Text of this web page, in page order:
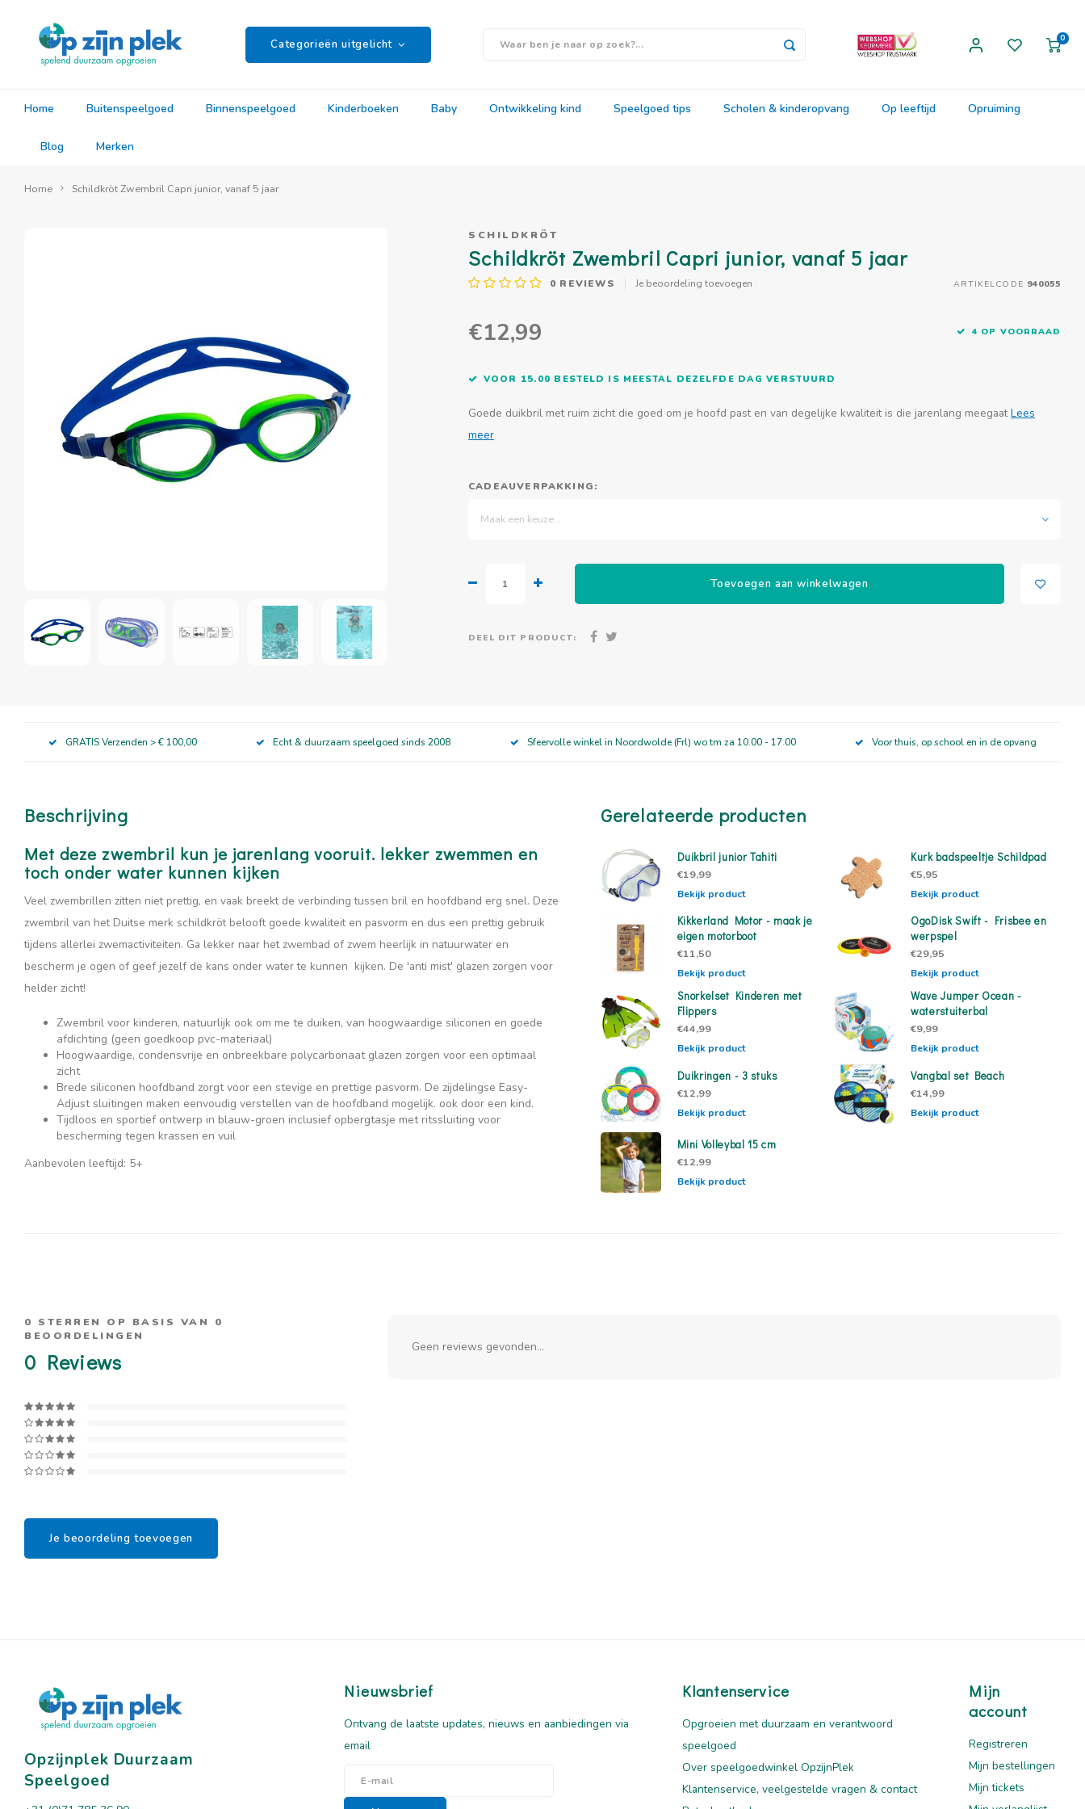
Categorieën uitgelicht 0
Home Buitenspeelgoed Binnenspeelgoed Kinderboeken Baby Ontwikkeling kind Speelgoed tips Scholen & kinderopvang Op leeftijd Opruiming
Blog Merken
Home Schildkröt Zwembril Capri junior, vanaf 5 jaar
SCHILDKRÖT
Schildkröt Zwembril Capri junior, vanaf 5 jaar
0 REVIEWS Je beoordeling toevoegen ARTIKELCODE 940055
€12,99 4 OP VOORRAAD
VOOR 15.00 BESTELD IS MEESTAL DEZELFDE DAG VERSTUURD
Goede duikbril met ruim zicht die goed om je hoofd past en van degelijke kwaliteit is die jarenlang meegaatLees
meer
CADEAUVERPAKKING:
Maak een keuze...
Toevoegen aan winkelwagen
DEEL DIT PRODUCT:
GRATIS Verzenden > € 100,00 Echt & duurzaam speelgoed sinds 2008 Sfeervolle winkel in Noordwolde (Frl) wo tm za 10.00 - 17.00 Voor thuis, op school en in de opvang
Beschrijving
Met deze zwembril kun je jarenlang vooruit. lekker zwemmen en
toch onder water kunnen kijken
Veel zwembrillen zitten niet prettig, en vaak breekt de verbinding tussen bril en hoofdband erg snel. Deze
zwembril van het Duitse merk schildkröt belooft goede kwaliteit en pasvorm en dus een prettig gebruik
tijdens allerlei zwemactiviteiten. Ga lekker naar het zwembad of zwem heerlijk in natuurwater en
bescherm je ogen of geef jezelf de kans onder water te kunnen kijken. De 'anti mist' glazen zorgen voor
helder zicht!
Zwembril voor kinderen, natuurlijk ook om me te duiken, van hoogwaardige siliconen en goede
afdichting (geen goedkoop pvc-materiaal)
Hoogwaardige, condensvrije en onbreekbare polycarbonaat glazen zorgen voor een optimaal
zicht
Brede siliconen hoofdband zorgt voor een stevige en prettige pasvorm. De zijdelingse Easy-
Adjust sluitingen maken eenvoudig verstellen van de hoofdband mogelijk. ook door een kind.
Tijdloos en sportief ontwerp in blauw-groen inclusief opbergtasje met ritssluiting voor
bescherming tegen krassen en vuil
Aanbevolen leeftijd: 5+
Gerelateerde producten
Duikbril junior Tahiti
€19,99
Bekijk product
Kurk badspeeltje Schildpad
€5,95
Bekijk product
Kikkerland Motor - maak je
eigen motorboot
€11,50
Bekijk product
OgoDisk Swift - Frisbee en
werpspel
€29,95
Bekijk product
Snorkelset Kinderen met
Flippers
€44,99
Bekijk product
Wave Jumper Ocean -
waterstuiterbal
€9,99
Bekijk product
Duikringen - 3 stuks
€12,99
Bekijk product
Vangbal set Beach
€14,99
Bekijk product
Mini Volleybal 15 cm
€12,99
Bekijk product
0 STERREN OP BASIS VAN 0
BEOORDELINGEN
0 Reviews
Je beoordeling toevoegen
Geen reviews gevonden...
Opzijnplek Duurzaam
Speelgoed
Nieuwsbrief
Ontvang de laatste updates, nieuws en aanbiedingen via
email
Klantenservice
Opgroeien met duurzaam en verantwoord
speelgoed
Over speelgoedwinkel OpzijnPlek
Klantenservice, veelgestelde vragen & contact
Mijn
account
Registreren
Mijn bestellingen
Mijn tickets